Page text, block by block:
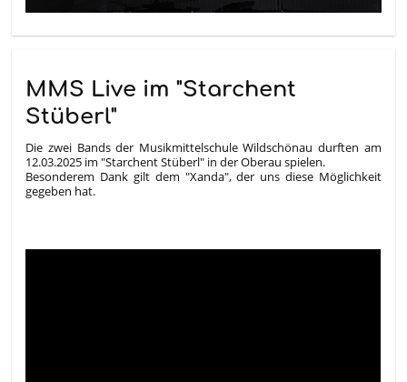
MMS Live im "Starchent
Stüberl"
Die zwei Bands der Musikmittelschule Wildschönau durften am
12.03.2025 im "Starchent Stüberl" in der Oberau spielen.
Besonderem Dank gilt dem "Xanda", der uns diese Möglichkeit
gegeben hat.